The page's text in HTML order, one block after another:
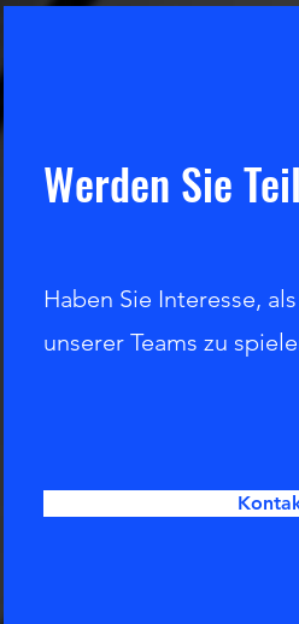
Werden Sie
Haben Sie Interesse,
unserer Teams zu